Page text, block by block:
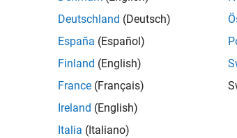
Deutschland (Deutsch)
España (Español)
Finland (English)
France (Français)
Ireland (English)
Italia (Italiano)